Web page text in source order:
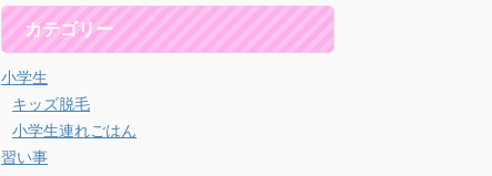
カテゴリー
小学生
キッズ脱毛
小学生連れごはん
習い事